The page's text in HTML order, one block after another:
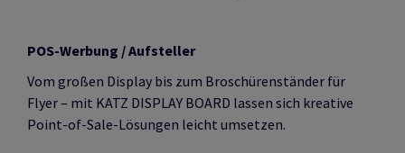
POS-Werbung / Aufsteller
Vom großen Display bis zum Broschürenständer für
Flyer – mit KATZ DISPLAY BOARD lassen sich kreative
Point-of-Sale-Lösungen leicht umsetzen.